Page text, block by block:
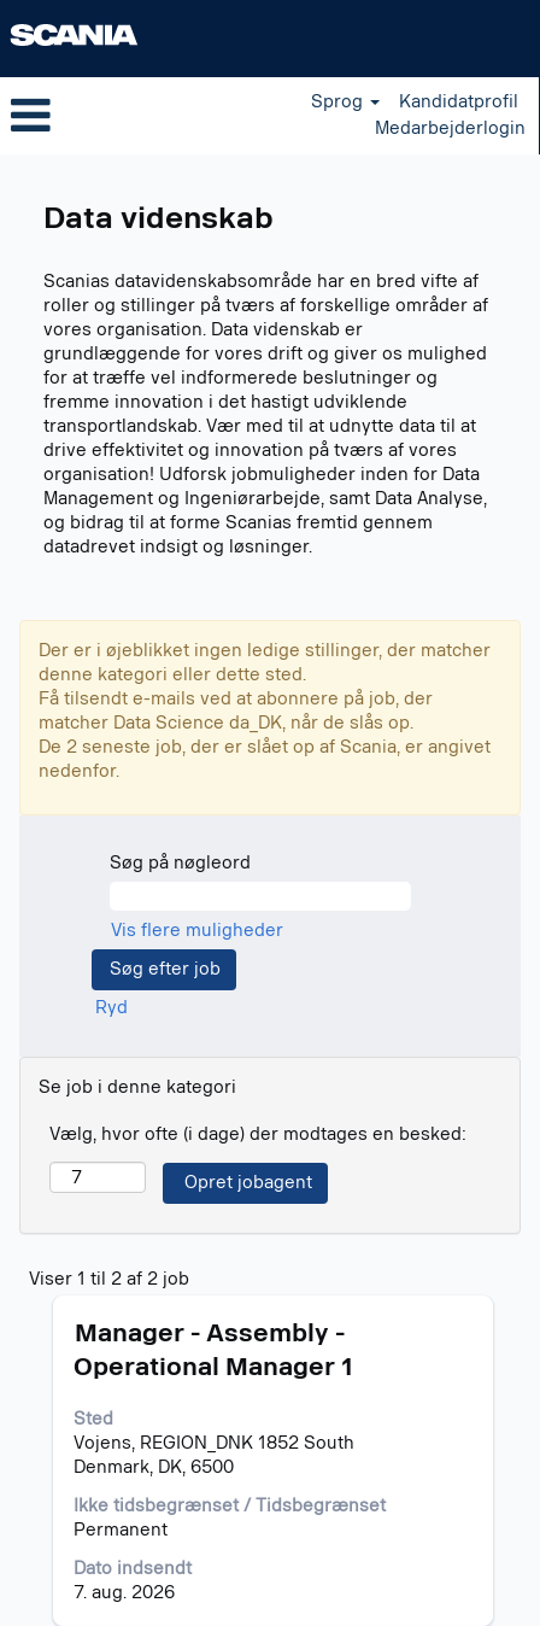
Sprog
Kandidatprofil
Medarbejderlogin
da_DK
Data videnskab
Scanias datavidenskabsområde har en bred vifte af
roller og stillinger på tværs af forskellige områder af
vores organisation. Data videnskab er
grundlæggende for vores drift og giver os mulighed
for at træffe vel indformerede beslutninger og
fremme innovation i det hastigt udviklende
transportlandskab. Vær med til at udnytte data til at
drive effektivitet og innovation på tværs af vores
organisation! Udforsk jobmuligheder inden for Data
Management og Ingeniørarbejde, samt Data Analyse,
og bidrag til at forme Scanias fremtid gennem
datadrevet indsigt og løsninger.
Der er i øjeblikket ingen ledige stillinger, der matcher
denne kategori eller dette sted.
Få tilsendt e-mails ved at abonnere på job, der
matcher Data Science da_DK, når de slås op.
De 2 seneste job, der er slået op af Scania, er angivet
nedenfor.
Søg på nøgleord
Vis flere muligheder
Ryd
Se job i denne kategori
Vælg, hvor ofte (i dage) der modtages en besked:
Viser 1 til 2 af 2 job
1
af
2
tabulatortasten
Stilling
Manager - Assembly -
Operational Manager 1
Sted
Vojens, REGION_DNK 1852 South
Denmark, DK, 6500
Ikke tidsbegrænset / Tidsbegrænset
Permanent
Dato indsendt
7. aug. 2026
Vælg
mellemrumstasten
at
se
det
fulde
indhold
joboplysningerne.